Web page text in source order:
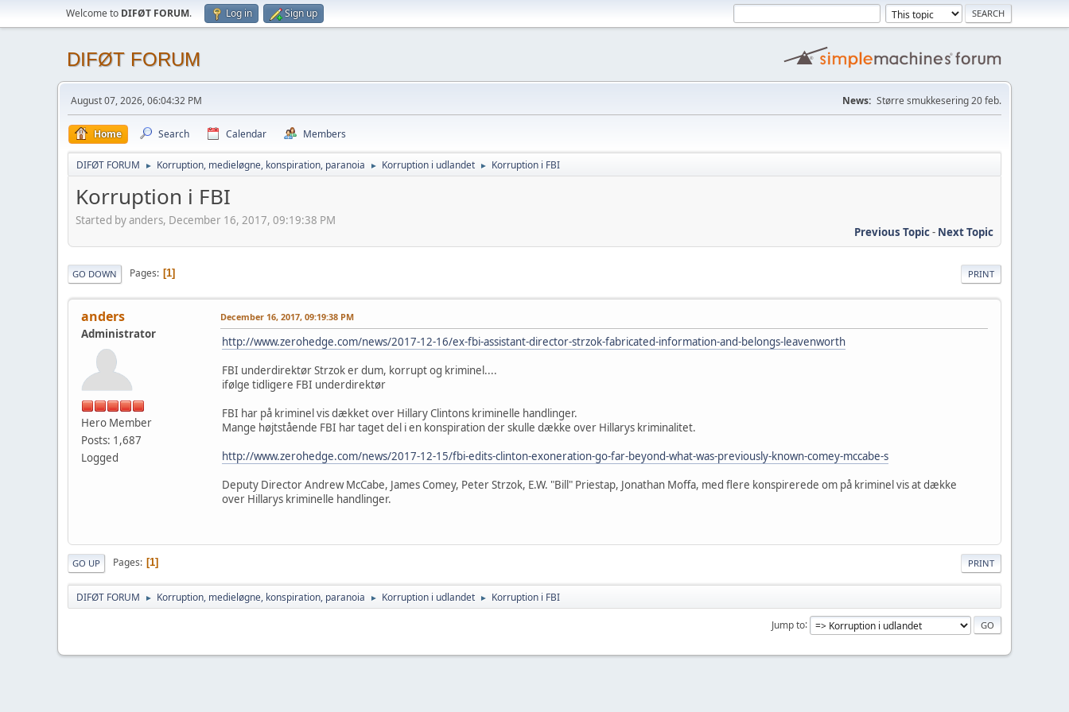
Welcome to DIFØT FORUM. Log in Sign up
DIFØT FORUM
August 07, 2026, 06:04:32 PM News: Større smukkesering 20 feb.
Home Search Calendar Members
DIFØT FORUM ► Korruption, medieløgne, konspiration, paranoia ► Korruption i udlandet ► Korruption i FBI
Korruption i FBI
Started by anders, December 16, 2017, 09:19:38 PM
Previous Topic- Next Topic
PRINT
GO DOWN Pages 1
anders
Administrator
Hero Member
Posts: 1,687
Logged
December 16, 2017, 09:19:38 PM
http://www.zerohedge.com/news/2017-12-16/ex-fbi-assistant-director-strzok-fabricated-information-and-belongs-leavenworth
FBI underdirektør Strzok er dum, korrupt og kriminel....
ifølge tidligere FBI underdirektør
FBI har på kriminel vis dækket over Hillary Clintons kriminelle handlinger.
Mange højtstående FBI har taget del i en konspiration der skulle dække over Hillarys kriminalitet.
http://www.zerohedge.com/news/2017-12-15/fbi-edits-clinton-exoneration-go-far-beyond-what-was-previously-known-comey-mccabe-s
Deputy Director Andrew McCabe, James Comey, Peter Strzok, E.W. "Bill" Priestap, Jonathan Moffa, med flere konspirerede om på kriminel vis at dække
over Hillarys kriminelle handlinger.
PRINT
GO UP Pages 1
DIFØT FORUM ► Korruption, medieløgne, konspiration, paranoia ► Korruption i udlandet ► Korruption i FBI
Jump to